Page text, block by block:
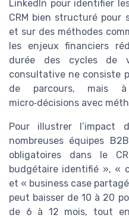
LinkedIn pour identifier
CRM bien structuré pour
et sur des méthodes
les enjeux financiers
durée des cycles de
consultative ne consiste
de parcours, mais
micro‑décisions avec
Pour illustrer l’impact
nombreuses équipes
obligatoires dans le
budgétaire identifié », «
et « business case
peut baisser de 10 à 20
de 6 à 12 mois, tout